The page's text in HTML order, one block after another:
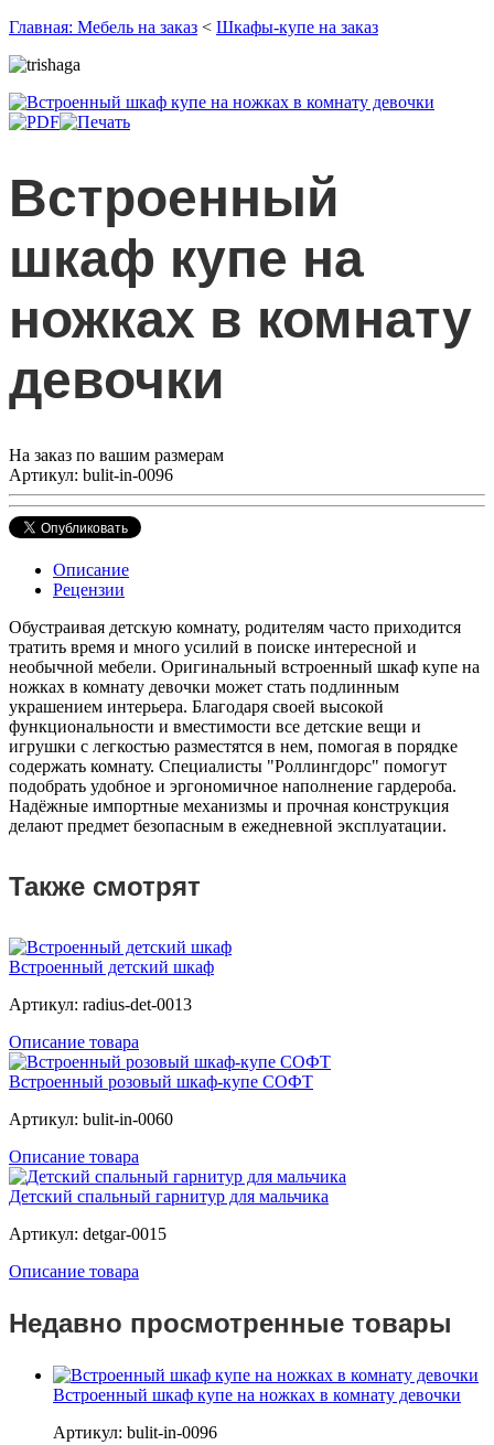
Главная: Мебель на заказ < Шкафы-купе на заказ
Встроенный
шкаф купе на
ножках в комнату
девочки
На заказ по вашим размерам
Артикул: bulit-in-0096
Описание
Рецензии
Обустраивая детскую комнату, родителям часто приходится
тратить время и много усилий в поиске интересной и
необычной мебели. Оригинальный встроенный шкаф купе на
ножках в комнату девочки может стать подлинным
украшением интерьера. Благодаря своей высокой
функциональности и вместимости все детские вещи и
игрушки с легкостью разместятся в нем, помогая в порядке
содержать комнату. Специалисты "Роллингдорс" помогут
подобрать удобное и эргономичное наполнение гардероба.
Надёжные импортные механизмы и прочная конструкция
делают предмет безопасным в ежедневной эксплуатации.
Также смотрят
Встроенный детский шкаф
Артикул: radius-det-0013
Описание товара
Встроенный розовый шкаф-купе СОФТ
Артикул: bulit-in-0060
Описание товара
Детский спальный гарнитур для мальчика
Артикул: detgar-0015
Описание товара
Недавно просмотренные товары
Встроенный шкаф купе на ножках в комнату девочки
Артикул: bulit-in-0096